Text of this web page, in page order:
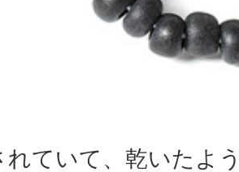
れていて、乾いたよ